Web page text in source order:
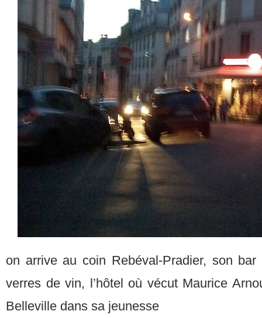
on arrive au coin Rebéval-Pradier, son
verres de vin, l’hôtel où vécut Maurice
Belleville dans sa jeunesse